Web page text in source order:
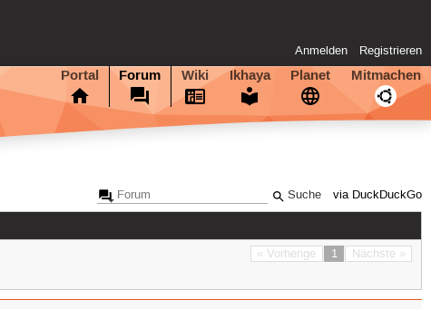
Anmelden Registrieren
Portal Forum Wiki Ikhaya Planet Mitmachen
via DuckDuckGo
« Vorherige 1 Nächste »